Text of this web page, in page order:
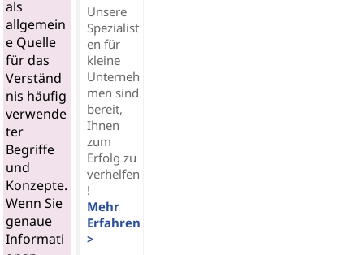
als
allgemein
e Quelle
für das
Verständ
nis häufig
verwende
ter
Begriffe
und
Konzepte.
Wenn Sie
genaue
Informati
Unsere
Spezialist
en für
kleine
Unterneh
men sind
bereit,
Ihnen
zum
Erfolg zu
verhelfen
!
Mehr
Erfahren
>